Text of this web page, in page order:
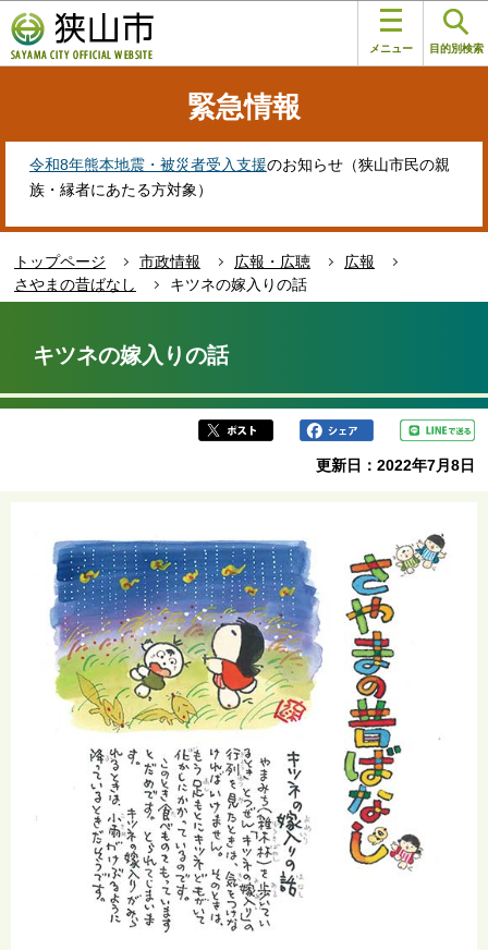
の
ペ
す
メニュー 目的別検索
緊急情報
令和8年熊本地震・被災者受入支援のお知らせ（狭山市民の親
族・縁者にあたる方対象）
トップページ 市政情報 広報・広聴
広報
さやまの昔ばなし
キツネの嫁入りの話
か
キツネの嫁入りの話
更新日：2022年7月8日